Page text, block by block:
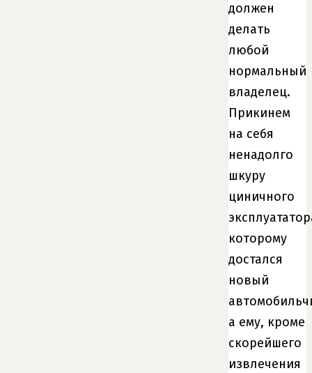
должен
делать
любой
нормальный
владелец.
Прикинем
на себя
ненадолго
шкуру
циничного
которому
достался
новый
а ему, кроме
скорейшего
извлечения